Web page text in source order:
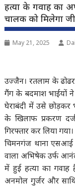
हत्या के गवाह का
चालक को मिलेगा
May 21, 2025
उज्जैन। रतलाम के
गैंग के बदमाश भाईयों
घेराबंदी में उसे
के खिलाफ प्रकरण
गिरफ्तार कर लिया
चिमनगंज थाना एसआई
वाला अभिषेक उर्फ
में हुई हत्या का गवाह
अनमोल गुर्जर और